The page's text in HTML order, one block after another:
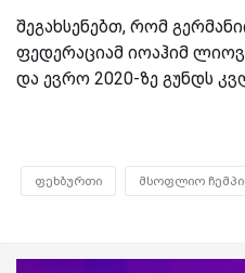
შეგახსენებთ, რომ
ფედერაციამ იოაჰიმ
და ევრო 2020-ზე გუნდს
ფეხბურთი მსოფლიო